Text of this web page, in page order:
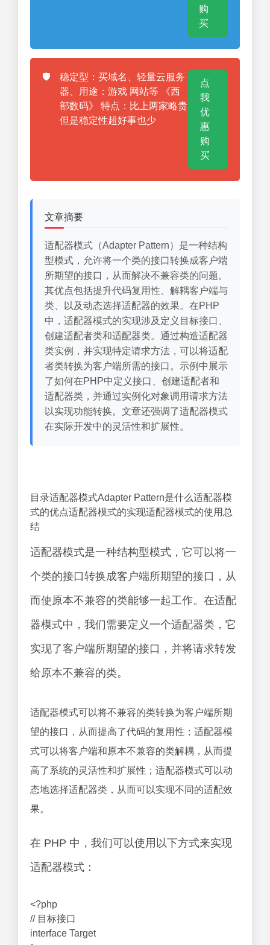
购
买
🛡️
稳定型：买域名、轻量云服务
器、用途：游戏 网站等 《西
部数码》 特点：比上两家略贵
但是稳定性超好事也少
点
我
优
惠
购
买
文章摘要
适配器模式（Adapter Pattern）是一种结构
型模式，允许将一个类的接口转换成客户端
所期望的接口，从而解决不兼容类的问题。
其优点包括提升代码复用性、解耦客户端与
类、以及动态选择适配器的效果。在PHP
中，适配器模式的实现涉及定义目标接口、
创建适配者类和适配器类。通过构造适配器
类实例，并实现特定请求方法，可以将适配
者类转换为客户端所需的接口。示例中展示
了如何在PHP中定义接口、创建适配者和
适配器类，并通过实例化对象调用请求方法
以实现功能转换。文章还强调了适配器模式
在实际开发中的灵活性和扩展性。
目录适配器模式Adapter Pattern是什么适配器模
式的优点适配器模式的实现适配器模式的使用总
结
适配器模式是一种结构型模式，它可以将一
个类的接口转换成客户端所期望的接口，从
而使原本不兼容的类能够一起工作。在适配
器模式中，我们需要定义一个适配器类，它
实现了客户端所期望的接口，并将请求转发
给原本不兼容的类。
适配器模式可以将不兼容的类转换为客户端所期
望的接口，从而提高了代码的复用性；适配器模
式可以将客户端和原本不兼容的类解耦，从而提
高了系统的灵活性和扩展性；适配器模式可以动
态地选择适配器类，从而可以实现不同的适配效
果。
在 PHP 中，我们可以使用以下方式来实现
适配器模式：
<?php
// 目标接口
interface Target